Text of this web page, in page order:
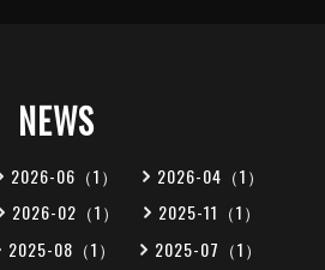
NEWS
2026-06（1）
2026-04（1）
2026-02（1）
2025-11（1）
2025-08（1）
2025-07（1）